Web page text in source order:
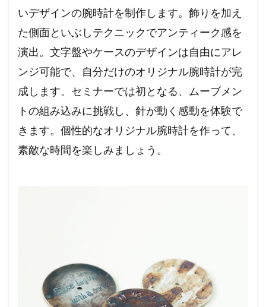
いデザインの腕時計を制作します。飾りを加え
た側面といぶしテクニックでアンティーク感を
演出。文字盤やケースのデザインは自由にアレ
ンジ可能で、自分だけのオリジナル腕時計が完
成します。セミナーでは初となる、ムーブメン
トの組み込みに挑戦し、針が動く感動を体験で
きます。個性的なオリジナル腕時計を作って、
素敵な時間を楽しみましょう。